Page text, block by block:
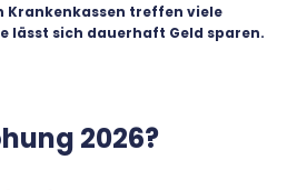
Krankenkassen treffen viele
lässt sich dauerhaft Geld sparen.
2026?